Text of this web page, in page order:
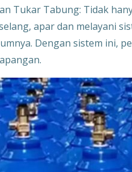
Tukar Tabung: Tidak
apar dan melayani
Dengan sistem ini,